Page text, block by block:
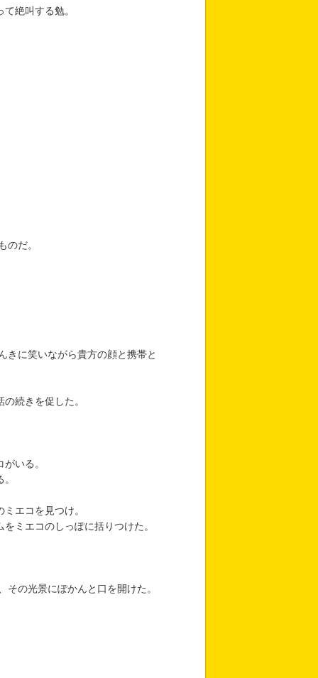
絶叫する勉。
のだ。
きに笑いながら貴方の顔と携帯と
続きを促した。
いる。
エコを見つけ。
ミエコのしっぽに括りつけた。
その光景にぽかんと口を開けた。